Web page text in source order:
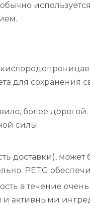
для
более
силы.
доставки),
PETG
в течение
и активными